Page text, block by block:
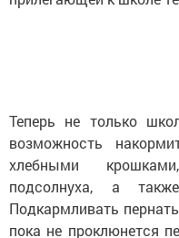
Теперь не только
возможность
хлебными
подсолнуха, а
Подкармливать
пока не проклюнется